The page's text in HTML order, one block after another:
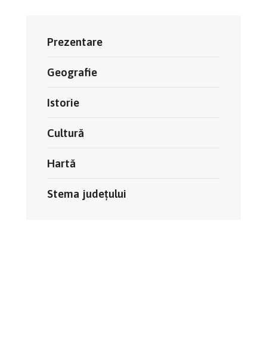
Prezentare
Geografie
Istorie
Cultură
Hartă
Stema județului